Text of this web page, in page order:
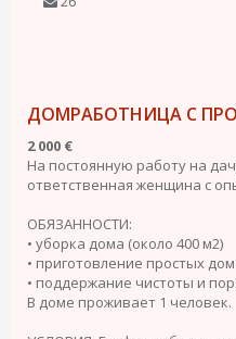
ДОМРАБОТНИЦА С
2 000 €
На постоянную работу на
ответственная женщина с
ОБЯЗАННОСТИ:
• уборка дома (около 400 м2)
• приготовление простых
• поддержание чистоты и
В доме проживает 1 человек.